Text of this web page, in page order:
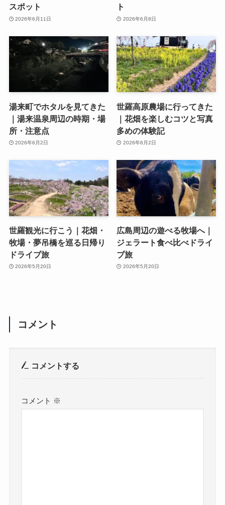
スポット
2026年6月11日
ト
2026年6月8日
湯来町でホタルを見てきた
｜湯来温泉周辺の時期・場
所・注意点
2026年6月2日
世羅高原農場に行ってきた
｜花畑を楽しむコツと写真
多めの体験記
2026年6月2日
世羅観光に行こう｜花畑・
牧場・夢吊橋を巡る日帰り
ドライブ旅
2026年5月20日
広島周辺の遊べる牧場へ｜
ジェラート食べ比べドライ
ブ旅
2026年5月20日
コメント
コメントする
コメント ※